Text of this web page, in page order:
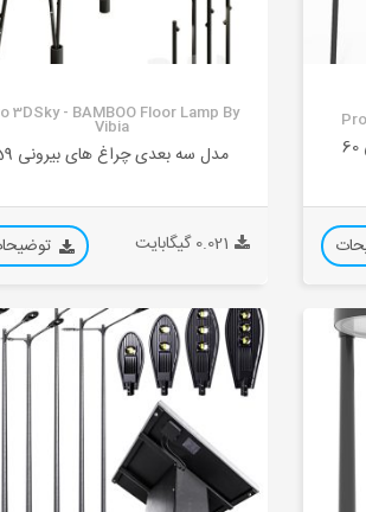
3DSky - BAMBOO Floor Lamp By
Vibia
مدل سه بعدی چراغ های بیرونی 59
0.021 گیگابایت